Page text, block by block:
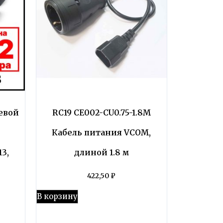
RC19 CE002-CU0.75-1.8M
Кабель питания VCOM,
длиной 1.8 м
422,50 ₽
В корзину